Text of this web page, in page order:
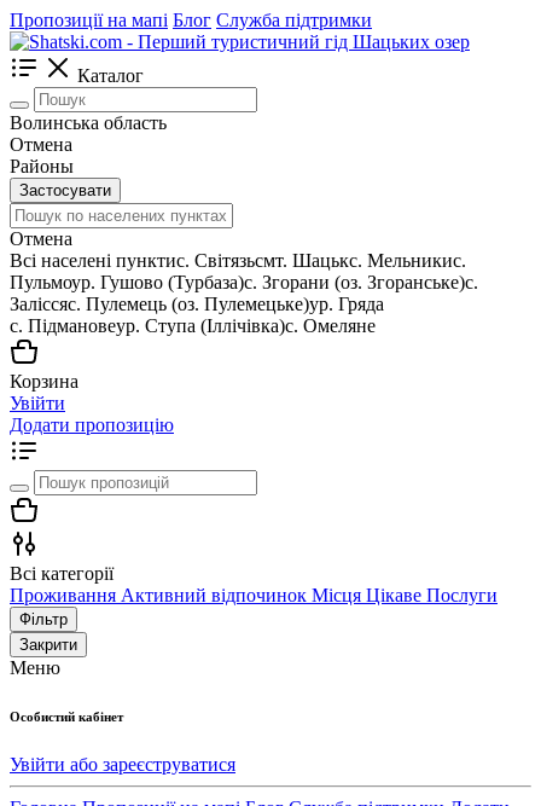
Пропозиції на мапі Блог Служба підтримки
Каталог
Волинська область
Отмена
Районы
Застосувати
Отмена
Всі населені пунктиc. Світязьсмт. Шацькс. Мельникис.
Пульмоур. Гушово (Турбаза)с. Згорани (оз. Згоранське)с.
Заліссяс. Пулемець (оз. Пулемецьке)ур. Гряда
с. Підмановеур. Ступа (Іллічівка)с. Омеляне
Корзина
Увійти
Додати пропозицію
Всі категорії
Проживання Активний відпочинок Місця Цікаве Послуги
Фільтр
Закрити
Меню
Особистий кабінет
Увійти або зареєструватися